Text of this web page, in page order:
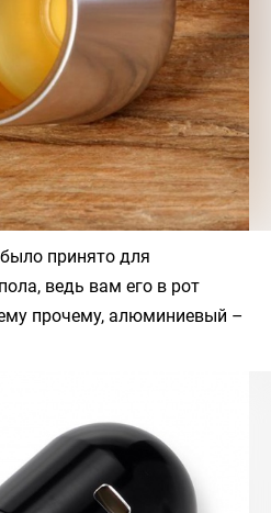
принято для
ведь вам его в рот
прочему, алюминиевый –